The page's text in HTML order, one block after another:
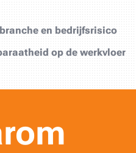
en bedrijfsrisico
op de werkvloer